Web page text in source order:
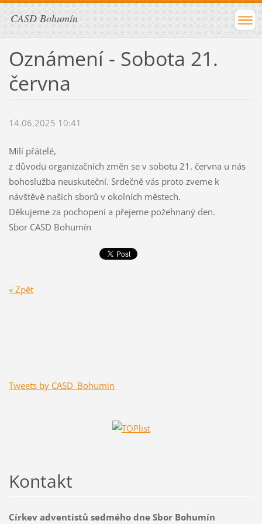
CASD Bohumín
Oznámení - Sobota 21.
června
14.06.2025 10:41
Milí přátelé,
z důvodu organizačních změn se v sobotu 21. června u nás
bohoslužba neuskuteční. Srdečně vás proto zveme k
návštěvě našich sborů v okolních městech.
Děkujeme za pochopení a přejeme požehnaný den.
Sbor CASD Bohumín
« Zpět
Tweets by CASD_Bohumin
Kontakt
Církev adventistů sedmého dne Sbor Bohumín